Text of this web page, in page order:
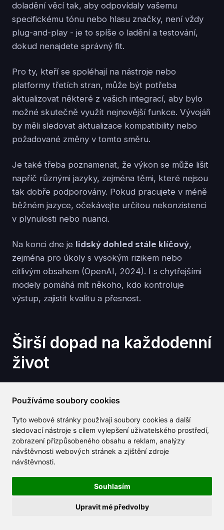
Používáme soubory cookies
Tyto webové stránky používají soubory cookies a další
sledovací nástroje s cílem vylepšení uživatelského prostředí,
zobrazení přizpůsobeného obsahu a reklam, analýzy
návštěvnosti webových stránek a zjištění zdroje
návštěvnosti.
Souhlasím
Upravit mé předvolby
doladění věcí tak, aby odpovídaly vašemu
specifickému tónu nebo hlasu značky, není vždy
plug-and-play - je to spíše o ladění a testování,
dokud nenajdete správný fit.
Pro ty, kteří se spoléhají na nástroje nebo
platformy třetích stran, může být potřeba
aktualizovat některé z vašich integrací, aby bylo
možné skutečně využít nejnovější funkce. Vývojáři
by měli sledovat aktualizace kompatibility nebo
požadované změny v tomto směru.
Je také třeba poznamenat, že výkon se může lišit
napříč různými jazyky, zejména těmi, které nejsou
tak dobře podporovány. Pokud pracujete v méně
běžném jazyce, očekávejte určitou nekonzistenci
v plynulosti nebo nuanci.
Na konci dne je lidský dohled stále klíčový,
zejména pro úkoly s vysokým rizikem nebo
citlivým obsahem (OpenAI, 2024). I s chytřejšími
modely pomáhá mít někoho, kdo kontroluje
výstup, zajistit kvalitu a přesnost.
Širší dopad na každodenní
život
podniky - mění, jak se běžní lidé setkávají s
technologií v reálném životě. Jedním z hlavních
změn je, jak se digitální asistenti stali mnohem
užitečnějšími. Úkoly jako organizace týdne, shrnutí
dlouhých e-mailů nebo plánování cesty jsou nyní
skutečně užitečnými ve vašem každodenním
životě.